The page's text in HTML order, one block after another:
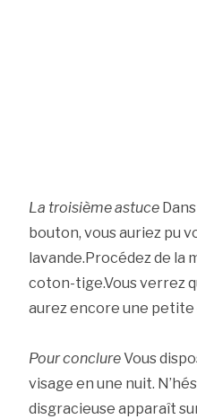
La troisième astuce
bouton, vous auriez pu
lavande.Procédez de la
coton-tige.Vous verrez
aurez encore une
Pour conclureVous
visage en une nuit.
disgracieuse apparaît